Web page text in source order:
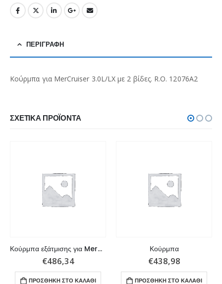
ΠΕΡΙΓΡΑΦΉ
Κούρμπα για MerCruiser 3.0L/LX με 2 βίδες. R.O. 12076A2
ΣΧΕΤΙΚΆ ΠΡΟΪΌΝΤΑ
Κούρμπα εξάτμισης για MerCruiser 120 4cyl και 160 6cyl
€486,34
ΠΡΟΣΘΉΚΗ ΣΤΟ ΚΑΛΆΘΙ
Κούρμπα
€438,98
ΠΡΟΣΘΉΚΗ ΣΤΟ ΚΑΛΆΘΙ